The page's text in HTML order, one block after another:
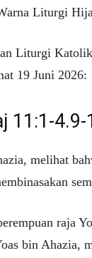
Liturgi
Liturgi
19 Juni 2026:
11:1-
melihat
raja
bin Ahazia,